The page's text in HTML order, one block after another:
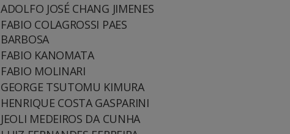
ADOLFO JOSÉ CHANG JIMENES
FABIO COLAGROSSI PAES
BARBOSA
FABIO KANOMATA
FABIO MOLINARI
GEORGE TSUTOMU KIMURA
HENRIQUE COSTA GASPARINI
JEOLI MEDEIROS DA CUNHA